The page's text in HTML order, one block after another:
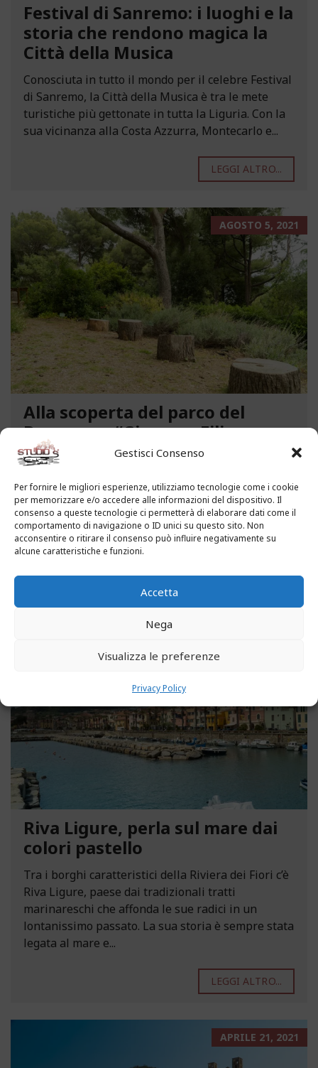
Gestisci Consenso
Per fornire le migliori esperienze, utilizziamo tecnologie come i cookie
per memorizzare e/o accedere alle informazioni del dispositivo. Il
consenso a queste tecnologie ci permetterà di elaborare dati come il
comportamento di navigazione o ID unici su questo sito. Non
acconsentire o ritirare il consenso può influire negativamente su
alcune caratteristiche e funzioni.
Accetta
Nega
Visualizza le preferenze
Privacy Policy
Festival di Sanremo: i luoghi e la
storia che rendono magica la
Città della Musica
Conosciuta in tutto il mondo per il celebre Festival
di Sanremo, la Città della Musica è tra le mete
turistiche più gettonate in tutta la Liguria. Con la
sua vicinanza alla Costa Azzurra, Montecarlo e...
LEGGI ALTRO...
AGOSTO 5, 2021
Alla scoperta del parco del
Benessere “Giacomo Filippo
Novaro” a Costarainera
paradiso affascina i visitatori. Stiamo parlando del
Parco del Benessere “Giacomo Filippo Novaro” di
Costarainera nella Riviera dei Fiori. Un tempo
parco degli ex ospedali Novaro e...
Riva Ligure, perla sul mare dai
colori pastello
Tra i borghi caratteristici della Riviera dei Fiori c’è
Riva Ligure, paese dai tradizionali tratti
marinareschi che affonda le sue radici in un
lontanissimo passato. La sua storia è sempre stata
legata al mare e...
LEGGI ALTRO...
APRILE 21, 2021